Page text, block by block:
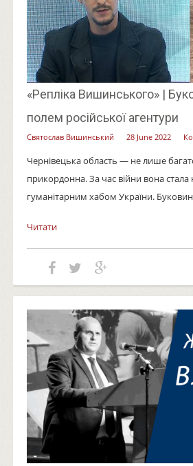
«Репліка Вишинського» |
полем російської агентури
Святослав Вишинський 28 June 2022
Чернівецька область — не лише
прикордонна. За час війни вона
гуманітарним хабом України.
Читати